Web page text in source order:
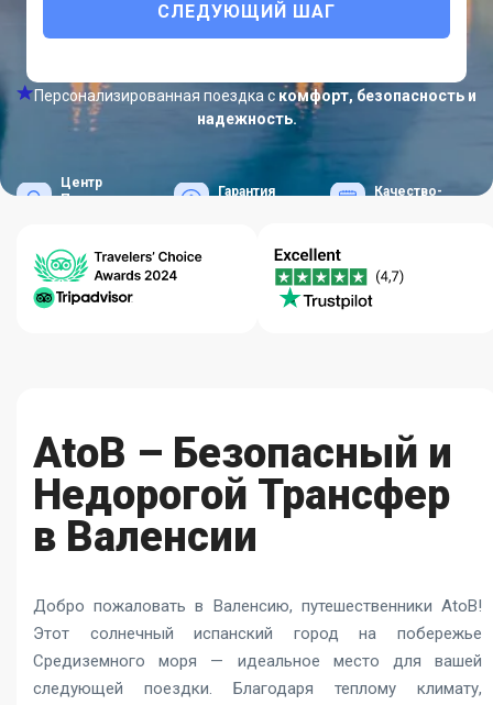
СЛЕДУЮЩИЙ ШАГ
Персонализированная поездка с комфорт, безопасность и
надежность.
Центр
Помощи
Гарантия
Качество-
AtoB – Безопасный и
Недорогой Трансфер
в Валенсии
Добро пожаловать в Валенсию, путешественники AtoB!
Этот солнечный испанский город на побережье
Средиземного моря — идеальное место для вашей
следующей поездки. Благодаря теплому климату,